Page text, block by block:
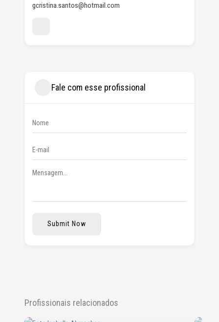
gcristina.santos@hotmail.com
Fale com esse profissional
Submit Now
Profissionais relacionados